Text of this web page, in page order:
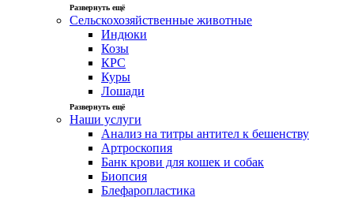
Развернуть ещё
Сельскохозяйственные животные
Индюки
Козы
КРС
Куры
Лошади
Развернуть ещё
Наши услуги
Анализ на титры антител к бешенству
Артроскопия
Банк крови для кошек и собак
Биопсия
Блефаропластика